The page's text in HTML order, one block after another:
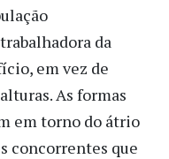
da
em vez de
As formas
em torno do átrio
concorrentes que